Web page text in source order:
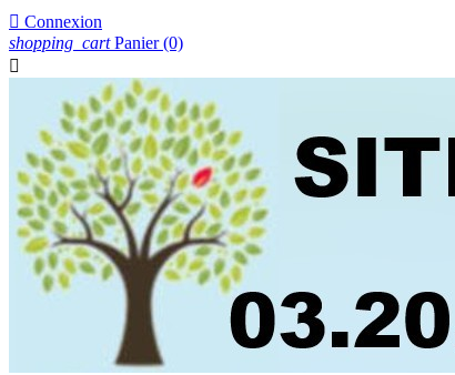
 Connexion
shopping_cart Panier (0)
